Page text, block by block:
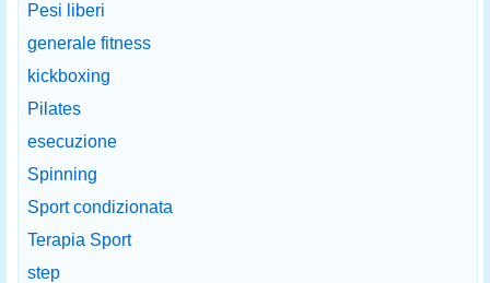
Pesi liberi
generale fitness
kickboxing
Pilates
esecuzione
Spinning
Sport condizionata
Terapia Sport
step